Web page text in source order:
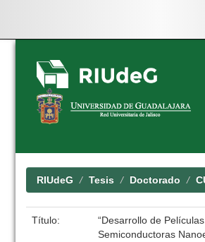
Skip
navigation
RIUdeG Tesis Doctorado
Título:
“Desarrollo de Películas
Semiconductoras